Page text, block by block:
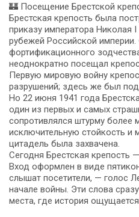
🏰 Посещение Брестской
Брестская крепость была
приказу императора
рубежей Российской
фортификационного
неоднократно посещал
Первую мировую войну
разрушений; здесь же был
Но 22 июня 1941 года
один из первых и самых
сопротивлялся штурму более
исключительную стойкость и
цитадель была захвачена.
Сегодня Брестская крепость
Вход оформлен в виде
слышат посетители, — голос
начале войны. Эти слова
места, где история